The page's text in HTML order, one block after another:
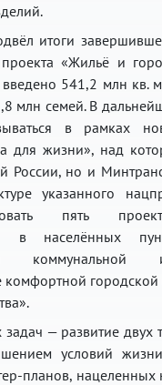
итоги
«Жильё и
541,2 млн кв.
млн семей. В
в рамках
для жизни», над
России, но и
указанного
пять
в населённых
коммунальной
задач — развитие двух
условий
планов,